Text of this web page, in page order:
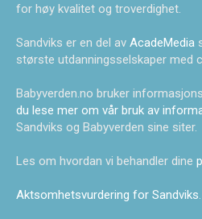
for høy kvalitet og troverdighet.
Sandviks er en del av AcadeMedia
største utdanningsselskaper med
Babyverden.no bruker
du lese mer om vår bruk av
Sandviks og Babyverden sine siter.
Les om hvordan vi behandler dine
Aktsomhetsvurdering for Sandviks.